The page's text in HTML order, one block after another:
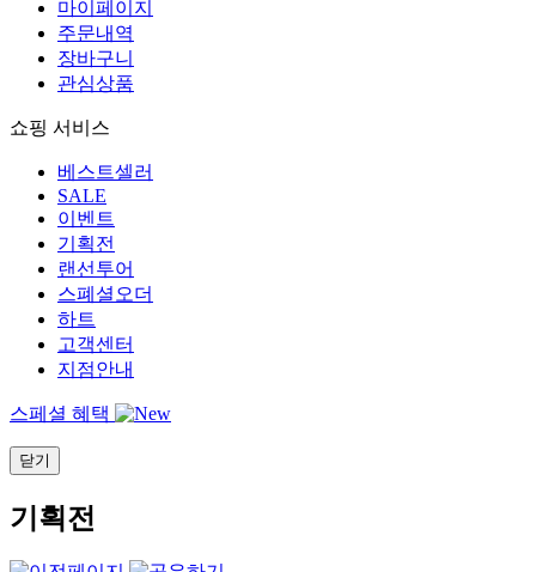
마이페이지
주문내역
장바구니
관심상품
쇼핑 서비스
베스트셀러
SALE
이벤트
기획전
랜선투어
스폐셜오더
하트
고객센터
지점안내
스페셜 혜택
닫기
기획전